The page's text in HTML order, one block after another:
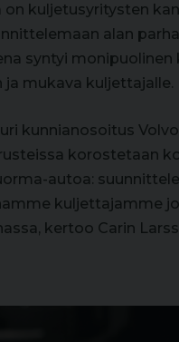
kuljetusyritysten
alan
syntyi
ja mukava kuljettajalle.
kunnianosoitus
korostetaan
autoa:
kuljettajamme
kertoo Carin